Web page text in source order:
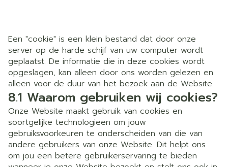
Een "cookie" is een klein bestand dat door onze
server op de harde schijf van uw computer wordt
geplaatst. De informatie die in deze cookies wordt
opgeslagen, kan alleen door ons worden gelezen en
alleen voor de duur van het bezoek aan de Website.
8.1 Waarom gebruiken wij cookies?
Onze Website maakt gebruik van cookies en
soortgelijke technologieën om jouw
gebruiksvoorkeuren te onderscheiden van die van
andere gebruikers van onze Website. Dit helpt ons
om jou een betere gebruikerservaring te bieden